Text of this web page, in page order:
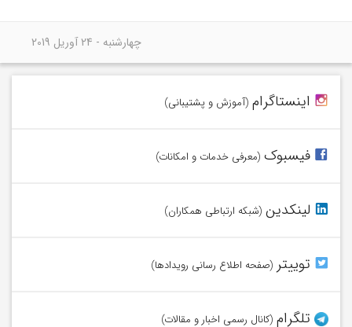
چهارشنبه - 24 آوریل 2019
وامیلون را در اینستاگرام دنبال کنید!
اینستاگرام (آموزش و پشتیبانی)
در فیسبوک با وامیلون همراه شوید.
فیسبوک (معرفی خدمات و امکانات)
به شبکه وامیلون در لینکدین بپیوندید.
لینکدین (شبکه ارتباطی همکاران)
در توییتر از آخرین اخبار وامیلون آگاه شوید.
توییتر (صفحه اطلاع رسانی رویدادها)
عضو کانال تلگرام وامیلون شوید.
تلگرام (کانال رسمی اخبار و مقالات)